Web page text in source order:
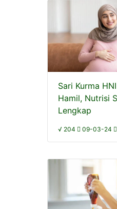
Sari Kurma
Hamil, Nutrisi
Lengkap
√ 204 09-03-24